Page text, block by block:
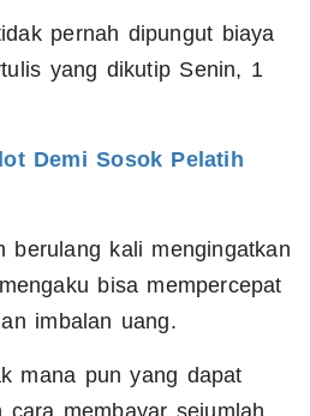
pernah dipungut biaya
yang dikutip Senin, 1
Demi Sosok Pelatih
berulang kali mengingatkan
bisa mempercepat
imbalan uang.
mana pun yang dapat